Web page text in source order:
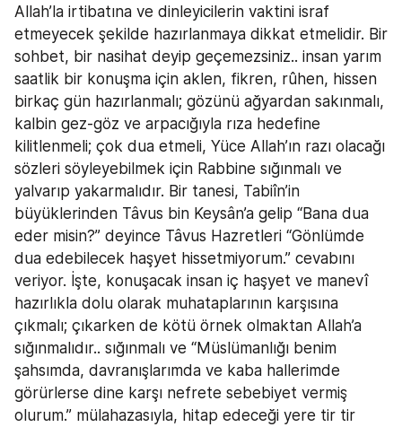
Allah’la irtibatına ve dinleyicilerin vaktini israf
etmeyecek şekilde hazırlanmaya dikkat etmelidir. Bir
sohbet, bir nasihat deyip geçemezsiniz.. insan yarım
saatlik bir konuşma için aklen, fikren, rûhen, hissen
birkaç gün hazırlanmalı; gözünü ağyardan sakınmalı,
kalbin gez-göz ve arpacığıyla rıza hedefine
kilitlenmeli; çok dua etmeli, Yüce Allah’ın razı olacağı
sözleri söyleyebilmek için Rabbine sığınmalı ve
yalvarıp yakarmalıdır. Bir tanesi, Tabiîn’in
büyüklerinden Tâvus bin Keysân’a gelip “Bana dua
eder misin?” deyince Tâvus Hazretleri “Gönlümde
dua edebilecek haşyet hissetmiyorum.” cevabını
veriyor. İşte, konuşacak insan iç haşyet ve manevî
hazırlıkla dolu olarak muhataplarının karşısına
çıkmalı; çıkarken de kötü örnek olmaktan Allah’a
sığınmalıdır.. sığınmalı ve “Müslümanlığı benim
şahsımda, davranışlarımda ve kaba hallerimde
görürlerse dine karşı nefrete sebebiyet vermiş
olurum.” mülahazasıyla, hitap edeceği yere tir tir